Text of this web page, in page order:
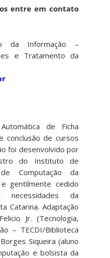
entre em contato
da Informação –
e Tratamento da
de Ficha
conclusão de cursos
foi desenvolvido por
do Instituto de
Computação da
gentilmente cedido
da
Catarina. Adaptação
Jr. (Tecnologia,
– TECDI/Biblioteca
Siqueira (aluno
e bolsista da